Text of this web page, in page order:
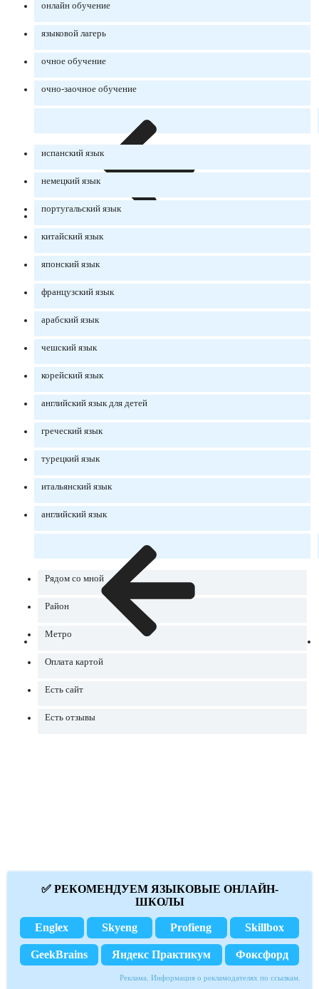
онлайн обучение
языковой лагерь
очное обучение
очно-заочное обучение
испанский язык
немецкий язык
португальский язык
китайский язык
японский язык
французский язык
арабский язык
чешский язык
корейский язык
английский язык для детей
греческий язык
турецкий язык
итальянский язык
английский язык
Рядом со мной
Район
Метро
Оплата картой
Есть сайт
Есть отзывы
✅ РЕКОМЕНДУЕМ ЯЗЫКОВЫЕ ОНЛАЙН-
ШКОЛЫ
Englex Skyeng Profieng Skillbox
GeekBrains Яндекс Практикум Фоксфорд
Реклама. Информация о рекламодателях по ссылкам.